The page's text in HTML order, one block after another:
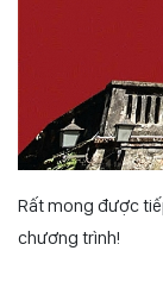
Rất mong được
chương trình!